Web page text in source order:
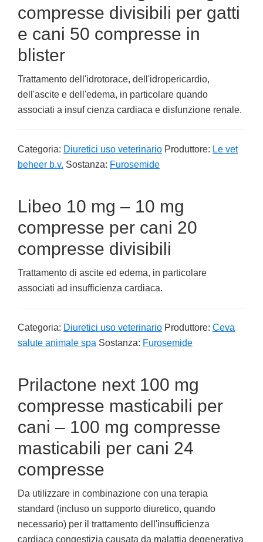
compresse divisibili per gatti
e cani 50 compresse in
blister
Trattamento dell'idrotorace, dell'idropericardio,
dell'ascite e dell'edema, in particolare quando
associati a insuf cienza cardiaca e disfunzione renale.
Categoria: Diuretici uso veterinario Produttore: Le vet
beheer b.v. Sostanza: Furosemide
Libeo 10 mg – 10 mg
compresse per cani 20
compresse divisibili
Trattamento di ascite ed edema, in particolare
associati ad insufficienza cardiaca.
Categoria: Diuretici uso veterinario Produttore: Ceva
salute animale spa Sostanza: Furosemide
Prilactone next 100 mg
compresse masticabili per
cani – 100 mg compresse
masticabili per cani 24
compresse
Da utilizzare in combinazione con una terapia
standard (incluso un supporto diuretico, quando
necessario) per il trattamento dell'insufficienza
cardiaca congestizia causata da malattia degenerativa